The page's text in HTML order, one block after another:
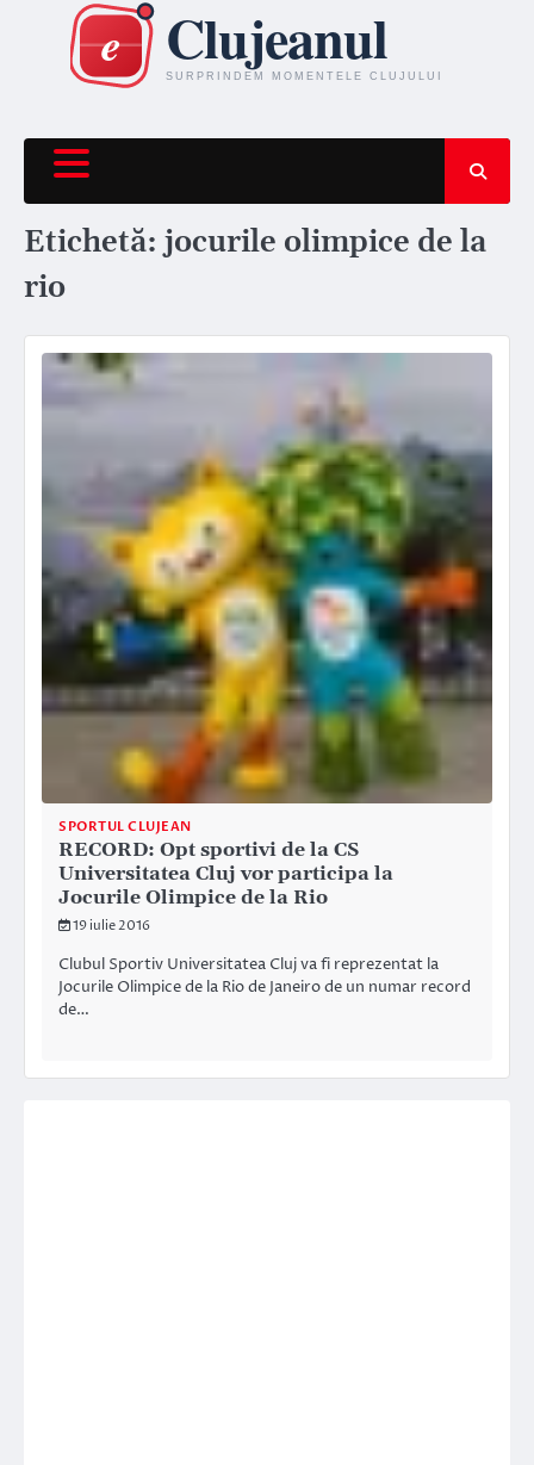
content
Etichetă:jocurile olimpice de la
rio
SPORTUL CLUJEAN
RECORD: Opt sportivi de la CS
Universitatea Cluj vor participa la
Jocurile Olimpice de la Rio
19 iulie 2016
Clubul Sportiv Universitatea Cluj va fi reprezentat la
Jocurile Olimpice de la Rio de Janeiro de un numar record
de…